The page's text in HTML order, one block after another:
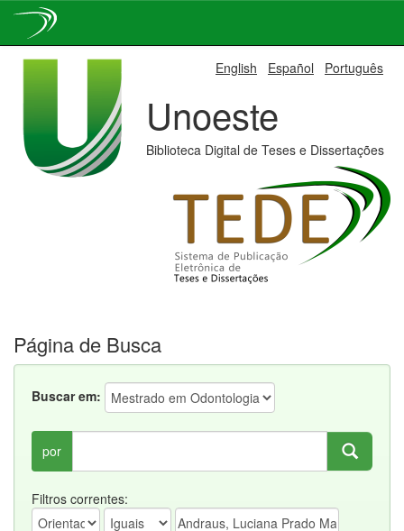
English Español Português
Unoeste
Biblioteca Digital de Teses e Dissertações
Página de Busca
Buscar em:
por
Filtros correntes: